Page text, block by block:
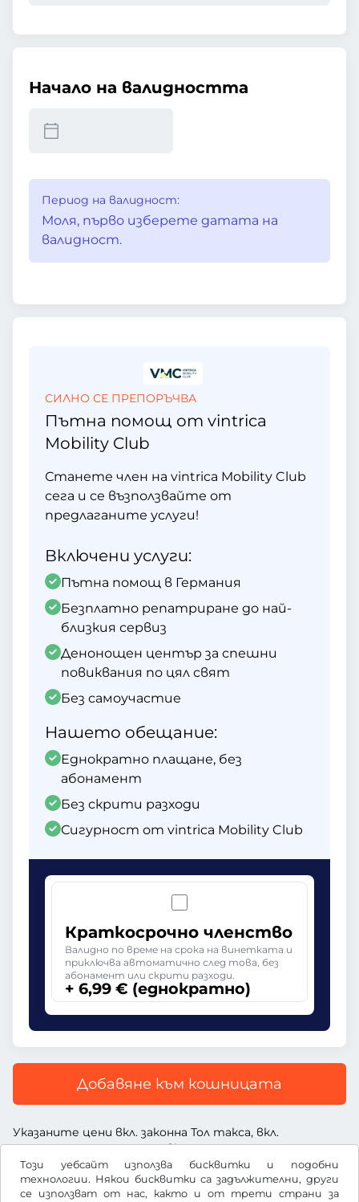
Този уебсайт използва бисквитки и подобни
технологии. Някои бисквитки са задължителни, други
се използват от нас, както и от трети страни за
Начало на валидността
Период на валидност:
Моля, първо изберете датата на
валидност.
СИЛНО СЕ ПРЕПОРЪЧВА
Пътна помощ от vintrica
Mobility Club
Станете член на vintrica Mobility Club
сега и се възползвайте от
предлаганите услуги!
Включени услуги:
Пътна помощ в Германия
Безплатно репатриране до най-
близкия сервиз
Денонощен център за спешни
повиквания по цял свят
Без самоучастие
Нашето обещание:
Еднократно плащане, без
абонамент
Без скрити разходи
Сигурност от vintrica Mobility Club
Краткосрочно членство
Валидно по време на срока на винетката и
приключва автоматично след това, без
абонамент или скрити разходи.
+ 6,99 € (еднократно)
Добавяне към кошницата
Указаните цени вкл. законна Тол такса, вкл.
заплащане за услугата и вкл. ДДС